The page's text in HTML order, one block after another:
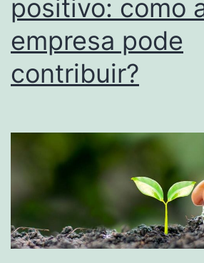
positivo: como
empresa pode
contribuir?